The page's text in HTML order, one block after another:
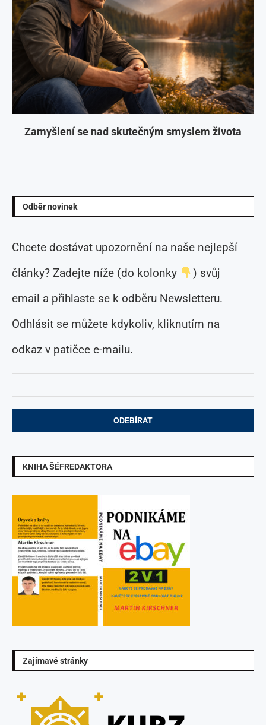
Zamyšlení se nad skutečným smyslem života
Odběr novinek
Chcete dostávat upozornění na naše nejlepší
články? Zadejte níže (do kolonky
) svůj
email a přihlaste se k odběru Newsletteru.
Odhlásit se můžete kdykoliv, kliknutím na
odkaz v patičce e-mailu.
KNIHA ŠÉFREDAKTORA
Zajímavé stránky